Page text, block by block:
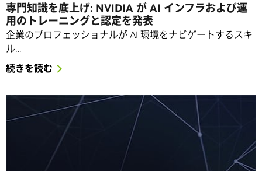
専門知識を底上げ: NVIDIA が AI インフラおよび運
用のトレーニングと認定を発表
企業のプロフェッショナルが AI 環境をナビゲートするスキ
ル…
続きを読む